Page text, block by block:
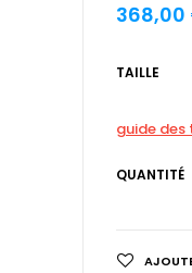
368,00
TAILLE
guide des
QUANTITÉ